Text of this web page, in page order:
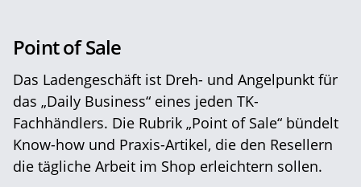
Point of Sale
Das Ladengeschäft ist Dreh- und Angelpunkt für
das „Daily Business“ eines jeden TK-
Fachhändlers. Die Rubrik „Point of Sale“ bündelt
Know-how und Praxis-Artikel, die den Resellern
die tägliche Arbeit im Shop erleichtern sollen.